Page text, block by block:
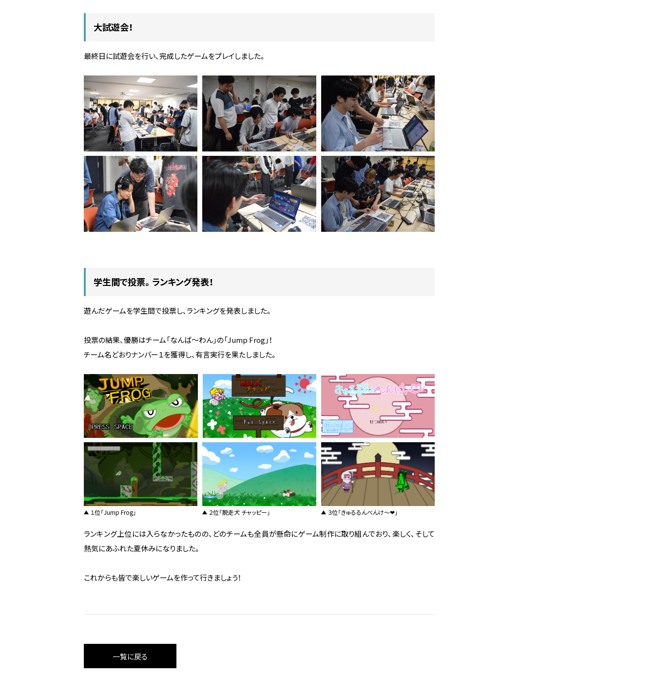
大試遊会！
最終日に試遊会を行い、完成したゲームをプレイしました。
学生間で投票。ランキング発表！
遊んだゲームを学生間で投票し、ランキングを発表しました。
投票の結果、優勝はチーム「なんば～わん」の「Jump Frog」！
チーム名どおりナンバー１を獲得し、有言実行を果たしました。
ランキング上位には入らなかったものの、どのチームも全員が懸命にゲーム制作に取り組んでおり、楽しく、そして
熱気にあふれた夏休みになりました。
これからも皆で楽しいゲームを作って行きましょう！
１位「Jump Frog」 ２位「脱走犬 チャッピー」 ３位「きゅるるんべんけ～❤」
一覧に戻る